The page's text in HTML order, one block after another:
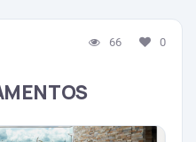
66 0